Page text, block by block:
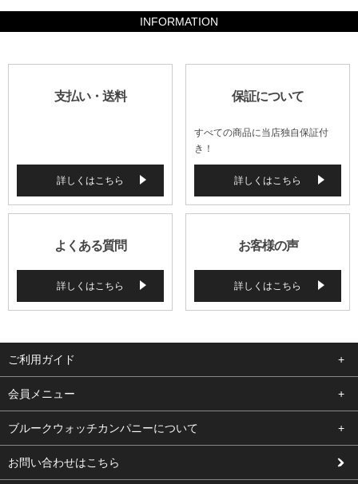
INFORMATION
支払い・送料
詳しくはこちら
保証について
すべての商品に当店独自保証付
き！
詳しくはこちら
よくある質問
詳しくはこちら
お客様の声
詳しくはこちら
ご利用ガイド
よくある質問
支払い・送料
修理依頼
会員メニュー
ログイン
お気に入り
ブルークウォッチカンパニーについて
会社概要
お問い合わせはこちら